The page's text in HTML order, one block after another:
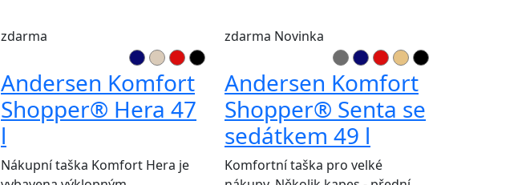
zdarma
Andersen Komfort
Shopper® Hera 47
l
Nákupní taška Komfort Hera je
zdarma Novinka
Andersen Komfort
Shopper® Senta se
sedátkem 49 l
Komfortní taška pro velké